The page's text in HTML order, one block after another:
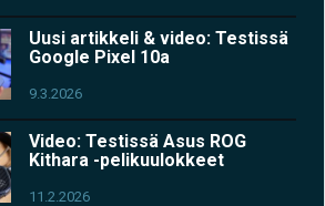
Uusi artikkeli & video: Testissä
Google Pixel 10a
9.3.2026
Video: Testissä Asus ROG
Kithara -pelikuulokkeet
11.2.2026